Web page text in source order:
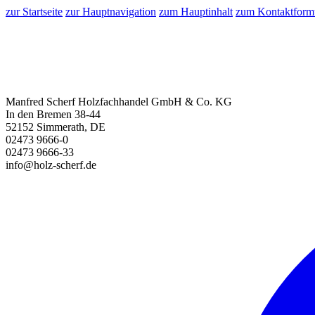
zur Startseite zur Hauptnavigation zum Hauptinhalt zum
Manfred Scherf Holzfachhandel GmbH & Co. KG
In den Bremen 38-44
52152 Simmerath, DE
02473 9666-0
02473 9666-33
info@holz-scherf.de